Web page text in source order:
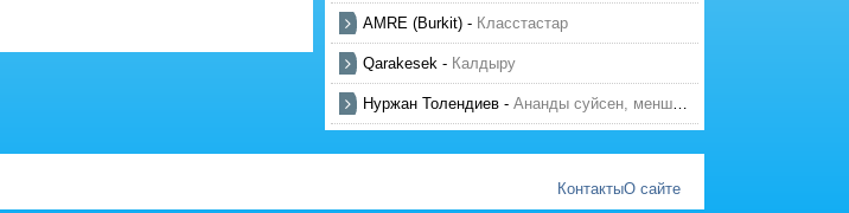
AMRE (Burkit) - Класстастар
Qarakesek - Калдыру
Нуржан Толендиев - Ананды суйсен, менше суй
КонтактыО сайте